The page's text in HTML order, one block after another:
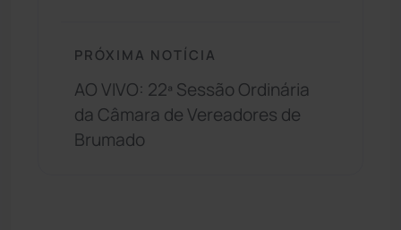
PRÓXIMA NOTÍCIA
AO VIVO: 22ª Sessão Ordinária
da Câmara de Vereadores de
Brumado